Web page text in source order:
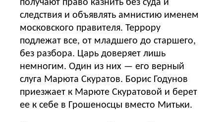
получают право казнить без суда и
следствия и объявлять амнистию именем
московского правителя. Террору
подлежат все, от младшего до старшего,
без разбора. Царь доверяет лишь
немногим. Один из них — его верный
слуга Марюта Скуратов. Борис Годунов
приезжает к Марюте Скуратовой и берет
ее к себе в Грошеносцы вместо Митьки.